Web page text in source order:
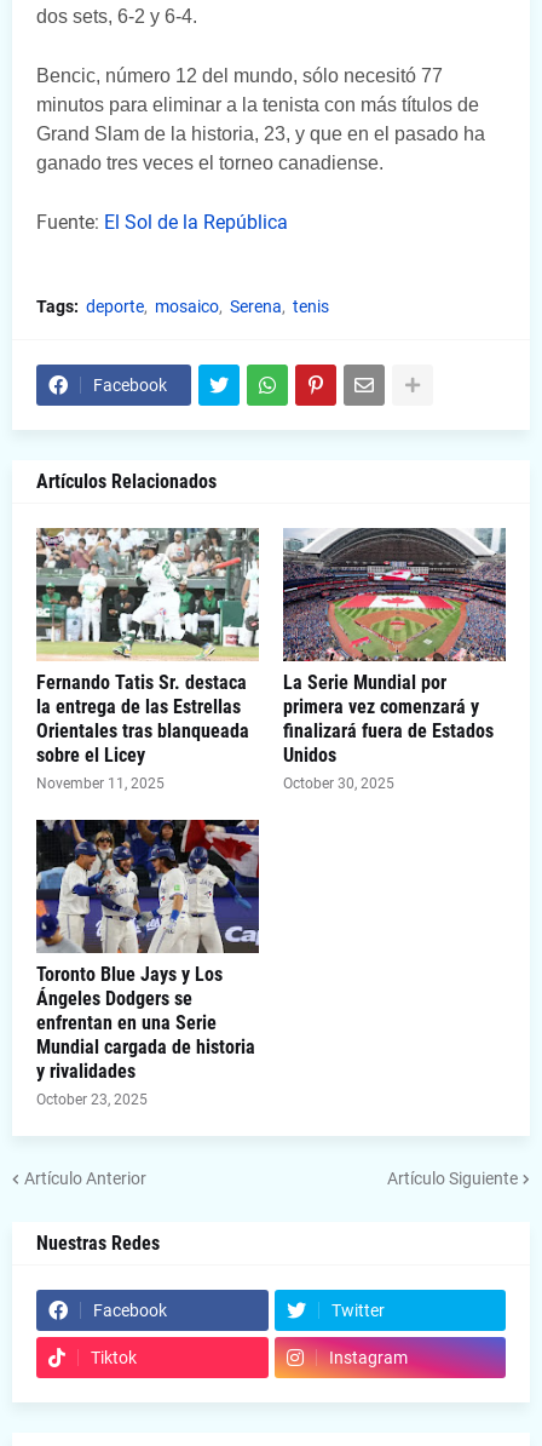
dos sets, 6-2 y 6-4.
Bencic, número 12 del mundo, sólo necesitó 77
minutos para eliminar a la tenista con más títulos de
Grand Slam de la historia, 23, y que en el pasado ha
ganado tres veces el torneo canadiense.
Fuente: El Sol de la República
Tags: deporte mosaico Serena tenis
Facebook
Artículos Relacionados
Fernando Tatis Sr. destaca
la entrega de las Estrellas
Orientales tras blanqueada
sobre el Licey
November 11, 2025
La Serie Mundial por
primera vez comenzará y
finalizará fuera de Estados
Unidos
October 30, 2025
Toronto Blue Jays y Los
Ángeles Dodgers se
enfrentan en una Serie
Mundial cargada de historia
y rivalidades
October 23, 2025
Artículo Anterior Artículo Siguiente
Nuestras Redes
Facebook Twitter
Tiktok Instagram